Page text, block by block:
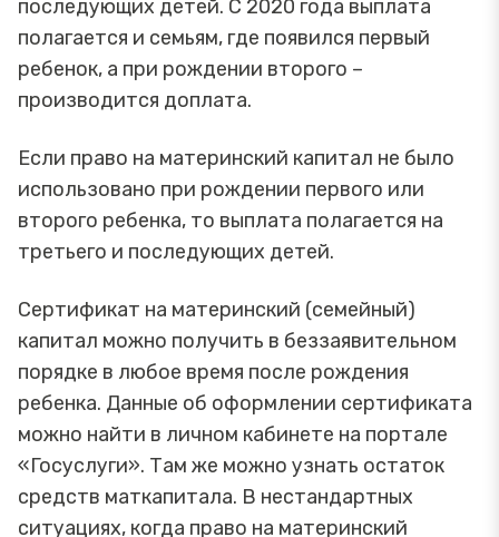
последующих детей. С 2020 года выплата
полагается и семьям, где появился первый
ребенок, а при рождении второго –
производится доплата.
Если право на материнский капитал не было
использовано при рождении первого или
второго ребенка, то выплата полагается на
третьего и последующих детей.
Сертификат на материнский (семейный)
капитал можно получить в беззаявительном
порядке в любое время после рождения
ребенка. Данные об оформлении сертификата
можно найти в личном кабинете на портале
«Госуслуги». Там же можно узнать остаток
средств маткапитала. В нестандартных
ситуациях, когда право на материнский